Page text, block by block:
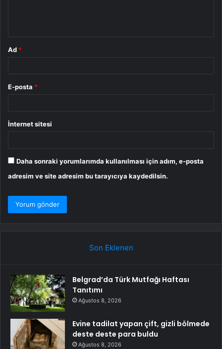
Ad *
E-posta *
İnternet sitesi
Daha sonraki yorumlarımda kullanılması için adım, e-posta
adresim ve site adresim bu tarayıcıya kaydedilsin.
Son Eklenen
Belgrad’da Türk Mutfağı Haftası
Tanıtımı
Ağustos 8, 2026
Evine tadilat yapan çift, gizli bölmede
deste deste para buldu
Ağustos 8, 2026